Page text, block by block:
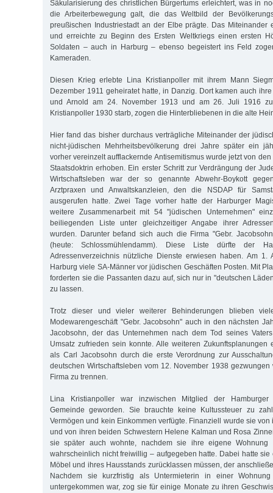
Säkularisierung des christlichen Bürgertums erleichtert, was in
die Arbeiterbewegung galt, die das Weltbild der
preußischen Industriestadt an der Elbe prägte. Das Miteinander
und erreichte zu Beginn des Ersten Weltkriegs einen ersten
Soldaten – auch in Harburg – ebenso begeistert ins Feld
Kameraden.
Diesen Krieg erlebte Lina Kristianpoller mit ihrem Mann
Dezember 1911 geheiratet hatte, in Danzig. Dort kamen auch
und Arnold am 24. November 1913 und am 26. Juli 1916
Kristianpoller 1930 starb, zogen die Hinterbliebenen in die alte
Hier fand das bisher durchaus verträgliche Miteinander der
nicht-jüdischen Mehrheitsbevölkerung drei Jahre später ein
vorher vereinzelt aufflackernde Antisemitismus wurde jetzt von
Staatsdoktrin erhoben. Ein erster Schritt zur Verdrängung der
Wirtschaftsleben war der so genannte Abwehr-Boykott
Arztpraxen und Anwaltskanzleien, den die NSDAP für
ausgerufen hatte. Zwei Tage vorher hatte der Harburger
weitere Zusammenarbeit mit 54 "jüdischen Unternehmen"
beiliegenden Liste unter gleichzeitiger Angabe ihrer
wurden. Darunter befand sich auch die Firma "Gebr.
(heute: Schlossmühlendamm). Diese Liste dürfte der
Adressenverzeichnis nützliche Dienste erwiesen haben. Am 1.
Harburg viele SA-Männer vor jüdischen Geschäften Posten. Mit
forderten sie die Passanten dazu auf, sich nur in "deutschen
zu lassen.
Trotz dieser und vieler weiterer Behinderungen blieben
Modewarengeschäft "Gebr. Jacobsohn" auch in den nächsten
Jacobsohn, der das Unternehmen nach dem Tod seines
Umsatz zufrieden sein konnte. Alle weiteren Zukunftsplanungen
als Carl Jacobsohn durch die erste Verordnung zur
deutschen Wirtschaftsleben vom 12. November 1938
Firma zu trennen.
Lina Kristianpoller war inzwischen Mitglied der Hamburger
Gemeinde geworden. Sie brauchte keine Kultussteuer zu
Vermögen und kein Einkommen verfügte. Finanziell wurde sie
und von ihren beiden Schwestern Helene Kalman und Rosa
sie später auch wohnte, nachdem sie ihre eigene
wahrscheinlich nicht freiwillig – aufgegeben hatte. Dabei hatte
Möbel und ihres Hausstands zurücklassen müssen, der
Nachdem sie kurzfristig als Untermieterin in einer
untergekommen war, zog sie für einige Monate zu ihren